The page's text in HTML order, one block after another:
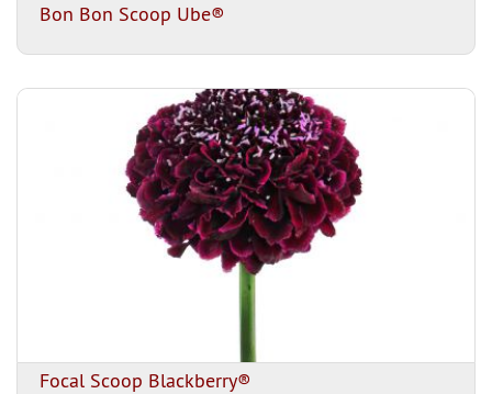
Bon Bon Scoop Ube®
Focal Scoop Blackberry®